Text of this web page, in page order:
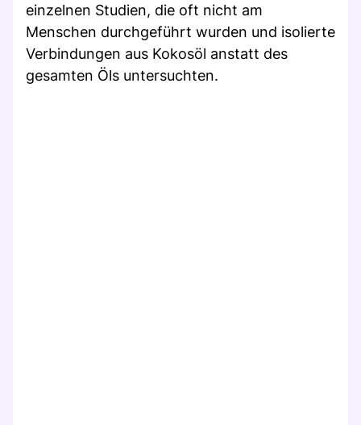
einzelnen Studien, die oft nicht am
Menschen durchgeführt wurden und isolierte
Verbindungen aus Kokosöl anstatt des
gesamten Öls untersuchten.